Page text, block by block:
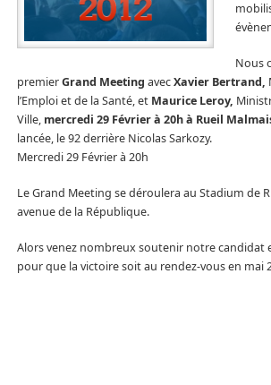
Nous
premierGrand Meeting avecXavier Bertrand,
l’Emploi et de la Santé, et Maurice Leroy,
Ville, mercredi 29 Février à 20h à Rueil
lancée, le 92 derrière Nicolas Sarkozy.
Mercredi 29 Février à 20h
Le Grand Meeting se déroulera au Stadium de
avenue de la République.
Alors venez nombreux soutenir notre candidat
pour que la victoire soit au rendez-vous en mai